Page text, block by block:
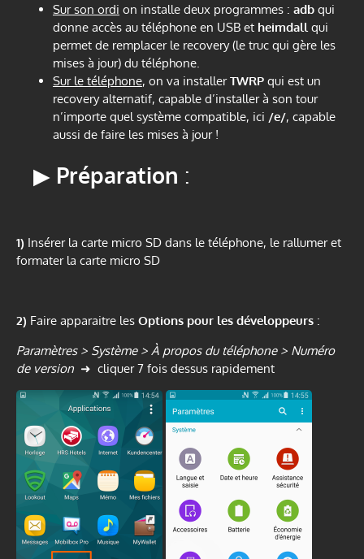
Sur son ordi on installe deux programmes : adb qui
donne accès au téléphone en USB et heimdall qui
permet de remplacer le recovery (le truc qui gère les
mises à jour) du téléphone.
Sur le téléphone, on va installerTWRP qui est un
recovery alternatif, capable d’installer à son tour
n’importe quel système compatible, ici /e/, capable
aussi de faire les mises à jour !
▶ Préparation :
1) Insérer la carte micro SD dans le téléphone, le rallumer et
formater la carte micro SD
2) Faire apparaitre les Options pour les développeurs :
Paramètres > Système > À propos du téléphone > Numéro
de version ➜ cliquer 7 fois dessus rapidement